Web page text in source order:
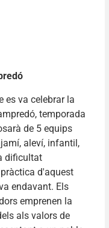
es va celebrar la
temporada
de 5 equips
aleví, infantil,
dificultat
d'aquest
endavant. Els
emprenen la
als valors de